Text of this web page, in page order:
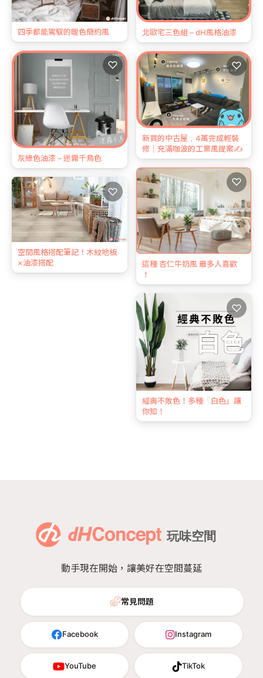
北歐宅三色組 – dH風格油漆
四季都能駕馭的暖色簡約風
新買的中古屋，4萬完成輕裝
修｜充滿咖波的工業風提案✍️
♡
灰綠色油漆 – 迷霧千鳥色
♡
這種 杏仁牛奶風 最多人喜歡
！
♡
空間風格搭配筆記！木紋地板
×油漆搭配
♡
經典不敗色！多種「白色」讓
你知！
♡
動手現在開始，讓美好在空間蔓延
常見問題
Facebook Instagram
YouTube TikTok